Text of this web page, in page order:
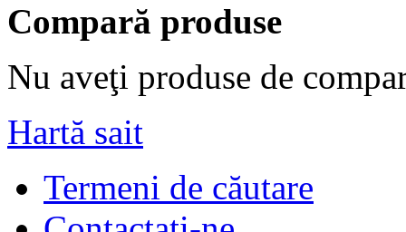
Compară produse
Nu aveţi produse de
Hartă sait
Termeni de căutare